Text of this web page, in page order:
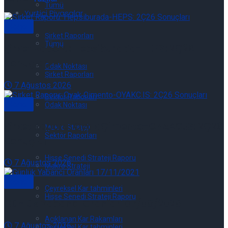
Tümü
Şirket Raporları
Odak Noktası
Sektör Raporları
Makro Strateji
Hisse Senedi Strateji Raporu
Çeyreksel Kar tahminleri
Açıklanan Kar Rakamları
Yurtiçi Piyasalar
Tümü
Şirket Raporları
Odak Noktası
Sektör Raporları
Makro Strateji
Hisse Senedi Strateji Raporu
Şirket Raporu: Hepsiburada-HEPS: 2Ç26
Sonuçları
7 Ağustos 2026
Şirket Raporu: Oyak Çimento-OYAKC.IS: 2Ç26
Sonuçları
7 Ağustos 2026
Günlük Yabancı Oranları 07/08/2026
7 Ağustos 2026